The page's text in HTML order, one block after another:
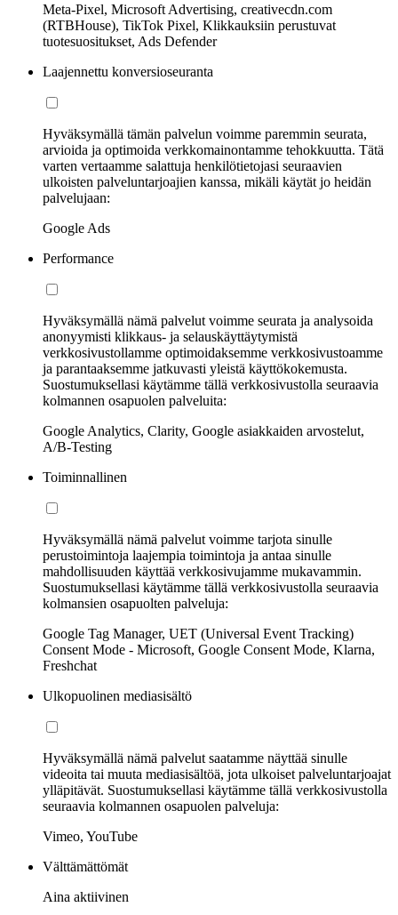
Meta-Pixel, Microsoft Advertising, creativecdn.com
(RTBHouse), TikTok Pixel, Klikkauksiin perustuvat
tuotesuositukset, Ads Defender
Laajennettu konversioseuranta
Hyväksymällä tämän palvelun voimme paremmin seurata,
arvioida ja optimoida verkkomainontamme tehokkuutta. Tätä
varten vertaamme salattuja henkilötietojasi seuraavien
ulkoisten palveluntarjoajien kanssa, mikäli käytät jo heidän
palvelujaan:
Google Ads
Performance
Hyväksymällä nämä palvelut voimme seurata ja analysoida
anonyymisti klikkaus- ja selauskäyttäytymistä
verkkosivustollamme optimoidaksemme verkkosivustoamme
ja parantaaksemme jatkuvasti yleistä käyttökokemusta.
Suostumuksellasi käytämme tällä verkkosivustolla seuraavia
kolmannen osapuolen palveluita:
Google Analytics, Clarity, Google asiakkaiden arvostelut,
A/B-Testing
Toiminnallinen
Hyväksymällä nämä palvelut voimme tarjota sinulle
perustoimintoja laajempia toimintoja ja antaa sinulle
mahdollisuuden käyttää verkkosivujamme mukavammin.
Suostumuksellasi käytämme tällä verkkosivustolla seuraavia
kolmansien osapuolten palveluja:
Google Tag Manager, UET (Universal Event Tracking)
Consent Mode - Microsoft, Google Consent Mode, Klarna,
Freshchat
Ulkopuolinen mediasisältö
Hyväksymällä nämä palvelut saatamme näyttää sinulle
videoita tai muuta mediasisältöä, jota ulkoiset palveluntarjoajat
ylläpitävät. Suostumuksellasi käytämme tällä verkkosivustolla
seuraavia kolmannen osapuolen palveluja:
Vimeo, YouTube
Välttämättömät
Aina aktiivinen